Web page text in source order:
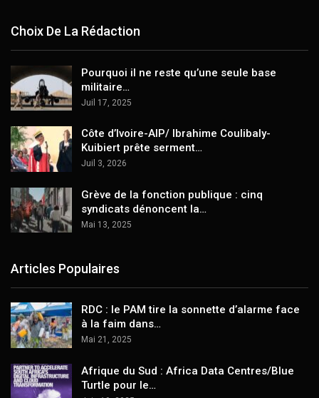
Choix De La Rédaction
Pourquoi il ne reste qu’une seule base
militaire…
Juil 17, 2025
Côte d’Ivoire-AIP/ Ibrahime Coulibaly-
Kuibiert prête serment…
Juil 3, 2026
Grève de la fonction publique : cinq
syndicats dénoncent la…
Mai 13, 2025
Articles Populaires
RDC : le PAM tire la sonnette d’alarme face
à la faim dans…
Mai 21, 2025
Afrique du Sud : Africa Data Centres/Blue
Turtle pour le…